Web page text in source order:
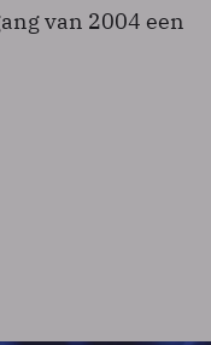
van 2004 een